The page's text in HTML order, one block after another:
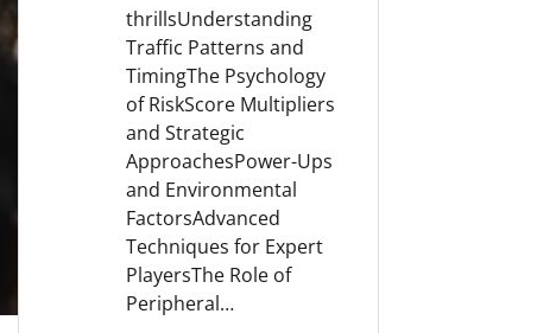
thrillsUnderstanding
Traffic Patterns and
TimingThe Psychology
of RiskScore Multipliers
and Strategic
ApproachesPower-Ups
and Environmental
FactorsAdvanced
Techniques for Expert
PlayersThe Role of
Peripheral…